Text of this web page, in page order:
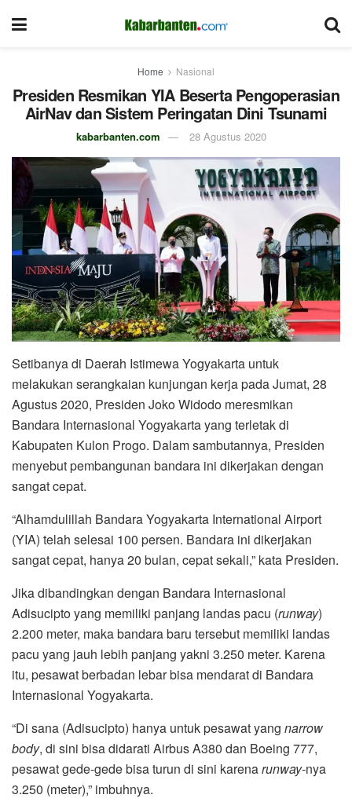
Home Nasional
Presiden Resmikan YIA Beserta Pengoperasian
AirNav dan Sistem Peringatan Dini Tsunami
kabarbanten.com 28 Agustus 2020
Setibanya di Daerah Istimewa Yogyakarta untuk
melakukan serangkaian kunjungan kerja pada Jumat, 28
Agustus 2020, Presiden Joko Widodo meresmikan
Bandara Internasional Yogyakarta yang terletak di
Kabupaten Kulon Progo. Dalam sambutannya, Presiden
menyebut pembangunan bandara ini dikerjakan dengan
sangat cepat.
“Alhamdulillah Bandara Yogyakarta International Airport
(YIA) telah selesai 100 persen. Bandara ini dikerjakan
sangat cepat, hanya 20 bulan, cepat sekali,” kata Presiden.
Jika dibandingkan dengan Bandara Internasional
Adisucipto yang memiliki panjang landas pacu (runway)
2.200 meter, maka bandara baru tersebut memiliki landas
pacu yang jauh lebih panjang yakni 3.250 meter. Karena
itu, pesawat berbadan lebar bisa mendarat di Bandara
Internasional Yogyakarta.
“Di sana (Adisucipto) hanya untuk pesawat yang narrow
body, di sini bisa didarati Airbus A380 dan Boeing 777,
pesawat gede-gede bisa turun di sini karenarunway-nya
3.250 (meter),” imbuhnya.